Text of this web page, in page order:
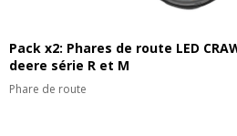
Pack x2: Phares de route LED
deere série R et M
Phare de route